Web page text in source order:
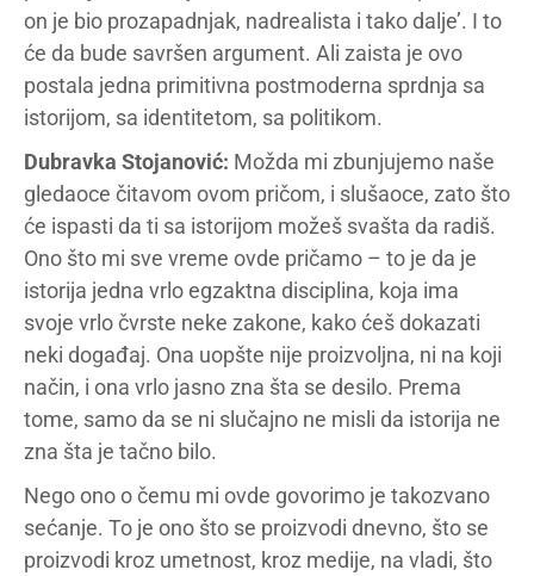
on je bio prozapadnjak, nadrealista i tako dalje’. I to
će da bude savršen argument. Ali zaista je ovo
postala jedna primitivna postmoderna sprdnja sa
istorijom, sa identitetom, sa politikom.
Dubravka Stojanović: Možda mi zbunjujemo naše
gledaoce čitavom ovom pričom, i slušaoce, zato što
će ispasti da ti sa istorijom možeš svašta da radiš.
Ono što mi sve vreme ovde pričamo – to je da je
istorija jedna vrlo egzaktna disciplina, koja ima
svoje vrlo čvrste neke zakone, kako ćeš dokazati
neki događaj. Ona uopšte nije proizvoljna, ni na koji
način, i ona vrlo jasno zna šta se desilo. Prema
tome, samo da se ni slučajno ne misli da istorija ne
zna šta je tačno bilo.
Nego ono o čemu mi ovde govorimo je takozvano
sećanje. To je ono što se proizvodi dnevno, što se
proizvodi kroz umetnost, kroz medije, na vladi, što